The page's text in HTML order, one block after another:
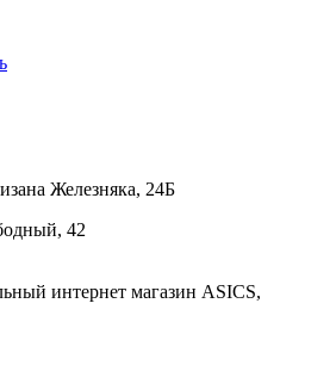
Железняка, 24Б
42
интернет магазин ASICS,